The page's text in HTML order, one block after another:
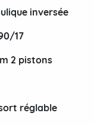
inversée
17
2 pistons
réglable